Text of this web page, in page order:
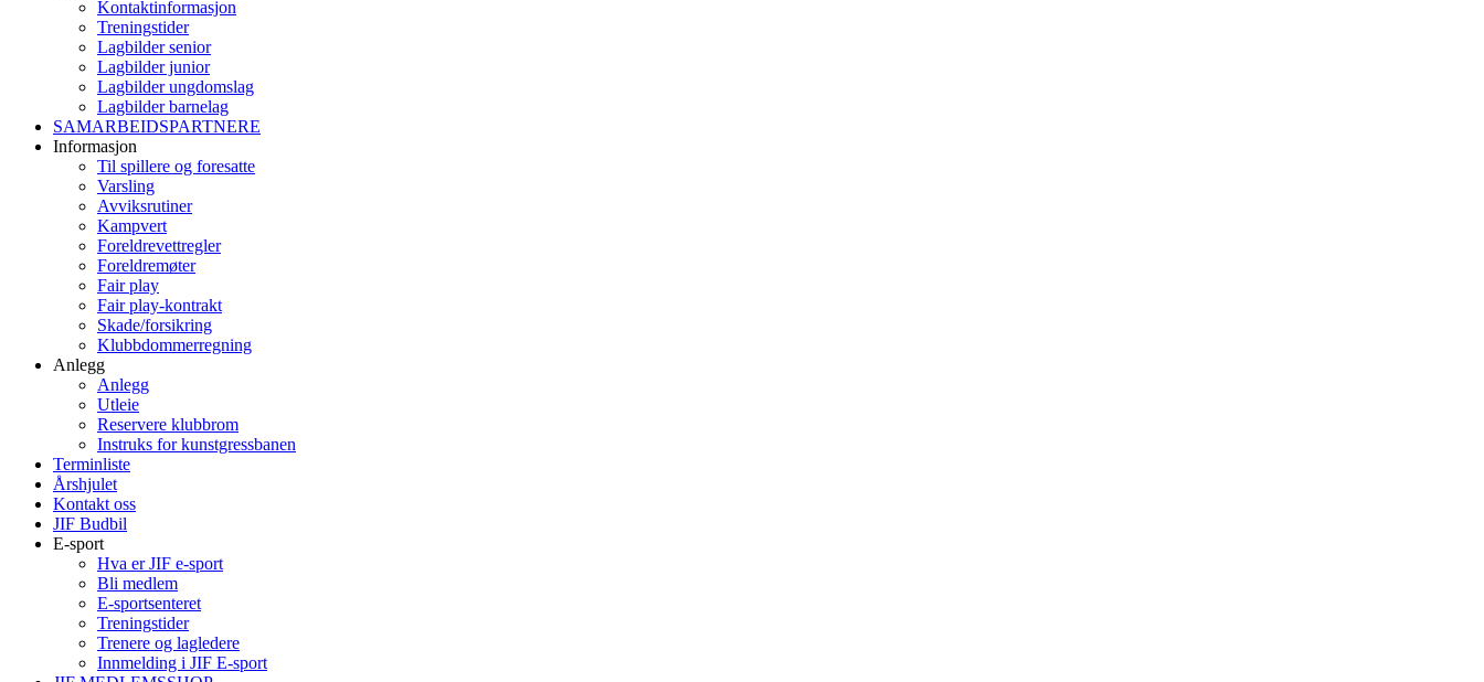
Kontaktinformasjon
Treningstider
Lagbilder senior
Lagbilder junior
Lagbilder ungdomslag
Lagbilder barnelag
SAMARBEIDSPARTNERE
Informasjon
Til spillere og foresatte
Varsling
Avviksrutiner
Kampvert
Foreldrevettregler
Foreldremøter
Fair play
Fair play-kontrakt
Skade/forsikring
Klubbdommerregning
Anlegg
Anlegg
Utleie
Reservere klubbrom
Instruks for kunstgressbanen
Terminliste
Årshjulet
Kontakt oss
JIF Budbil
E-sport
Hva er JIF e-sport
Bli medlem
E-sportsenteret
Treningstider
Trenere og lagledere
Innmelding i JIF E-sport